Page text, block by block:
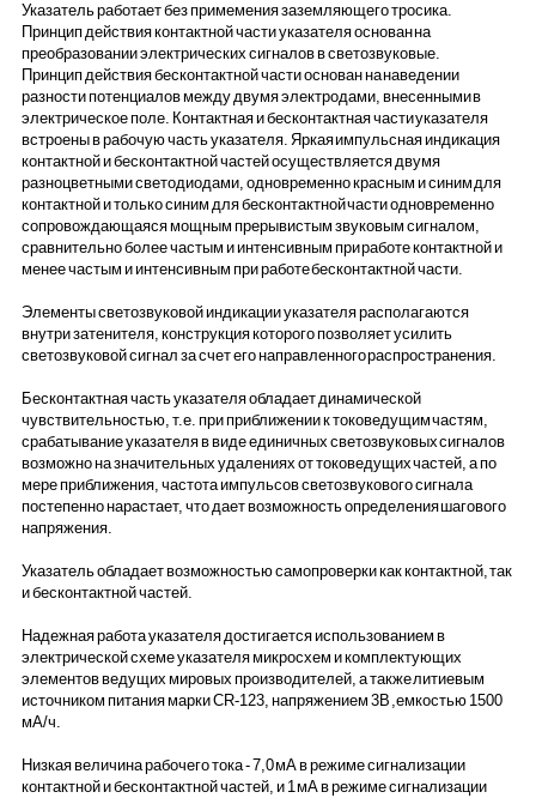
Указатель работает без примемения заземляющего тросика.
Принцип действия контактной части указателя основан на
преобразовании электрических сигналов в светозвуковые.
Принцип действия бесконтактной части основан на наведении
разности потенциалов между двумя электродами, внесенными в
электрическое поле. Контактная и бесконтактная части указателя
встроены в рабочую часть указателя. Яркая импульсная индикация
контактной и бесконтактной частей осуществляется двумя
разноцветными светодиодами, одновременно красным и синим для
контактной и только синим для бесконтактной части одновременно
сопровождающаяся мощным прерывистым звуковым сигналом,
сравнительно более частым и интенсивным при работе контактной и
менее частым и интенсивным при работе бесконтактной части.
Элементы светозвуковой индикации указателя располагаются
внутри затенителя, конструкция которого позволяет усилить
светозвуковой сигнал за счет его направленного распространения.
Бесконтактная часть указателя обладает динамической
чувствительностью, т.е. при приближении к токоведущим частям,
срабатывание указателя в виде единичных светозвуковых сигналов
возможно на значительных удалениях от токоведущих частей, а по
мере приближения, частота импульсов светозвукового сигнала
постепенно нарастает, что дает возможность определения шагового
напряжения.
Указатель обладает возможностью самопроверки как контактной, так
и бесконтактной частей.
Надежная работа указателя достигается использованием в
электрической схеме указателя микросхем и комплектующих
элементов ведущих мировых производителей, а также литиевым
источником питания марки CR-123, напряжением 3В ,емкостью 1500
мА/ч.
Низкая величина рабочего тока - 7,0 мА в режиме сигнализации
контактной и бесконтактной частей, и 1 мА в режиме сигнализации